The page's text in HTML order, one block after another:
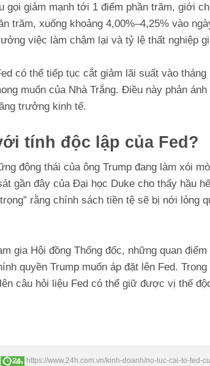
gọi giảm mạnh tới 1 điểm phần trăm, giới
trăm, xuống khoảng 4,00%–4,25% vào
việc làm chậm lại và tỷ lệ thất nghiệp
có thể tiếp tục cắt giảm lãi suất vào
muốn của Nhà Trắng. Điều này phản
trưởng kinh tế.
tính độc lập của Fed?
động thái của ông Trump đang làm xói
gần đây của Đại học Duke cho thấy hầu
rằng chính sách tiền tệ sẽ bị nới lỏng
gia Hội đồng Thống đốc, những quan
quyền Trump muốn áp đặt lên Fed.
câu hỏi liệu Fed có thể giữ được vị thế
https://www.24h.com.vn/kinh-doanh/no-luc-cai-to-fed-